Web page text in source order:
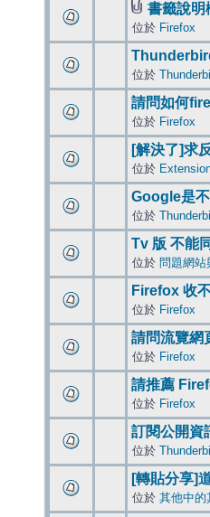
書籤說明
位於 Firefox
位於
請問如何
位於 Firefox
[解決了]求
位於
Google是
位於
Tv 版 不能
位於 問題網站
Firefox 收
位於 Firefox
請問流覽網
位於 Firefox
請推薦
位於 Firefox
訂閱公開資
位於
[轉貼分享]
位於 其他中的